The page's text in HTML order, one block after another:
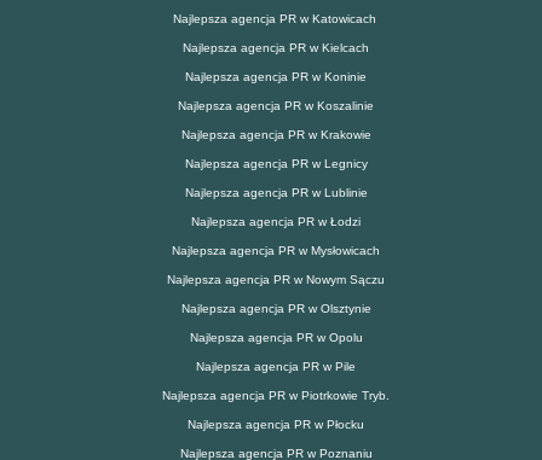
Najlepsza agencja PR w Katowicach
Najlepsza agencja PR w Kielcach
Najlepsza agencja PR w Koninie
Najlepsza agencja PR w Koszalinie
Najlepsza agencja PR w Krakowie
Najlepsza agencja PR w Legnicy
Najlepsza agencja PR w Lublinie
Najlepsza agencja PR w Łodzi
Najlepsza agencja PR w Mysłowicach
Najlepsza agencja PR w Nowym Sączu
Najlepsza agencja PR w Olsztynie
Najlepsza agencja PR w Opolu
Najlepsza agencja PR w Pile
Najlepsza agencja PR w Piotrkowie Tryb.
Najlepsza agencja PR w Płocku
Najlepsza agencja PR w Poznaniu